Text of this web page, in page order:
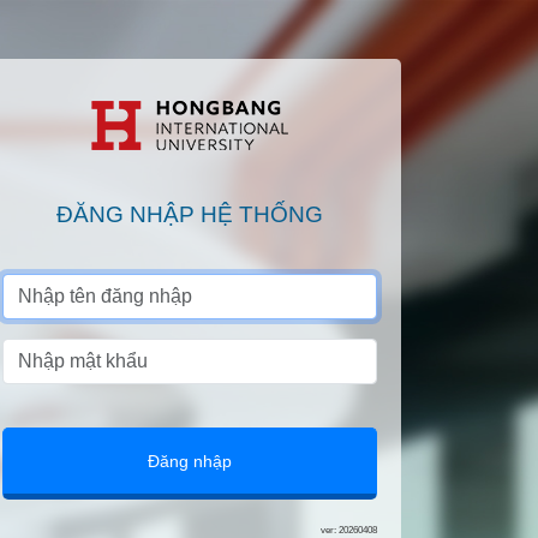
ĐĂNG NHẬP HỆ THỐNG
Đăng nhập
ver: 20260408